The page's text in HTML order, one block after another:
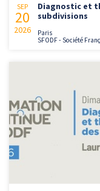
SEP
20
2026
Diagnostic et
subdivisions
Paris
SFODF - Société